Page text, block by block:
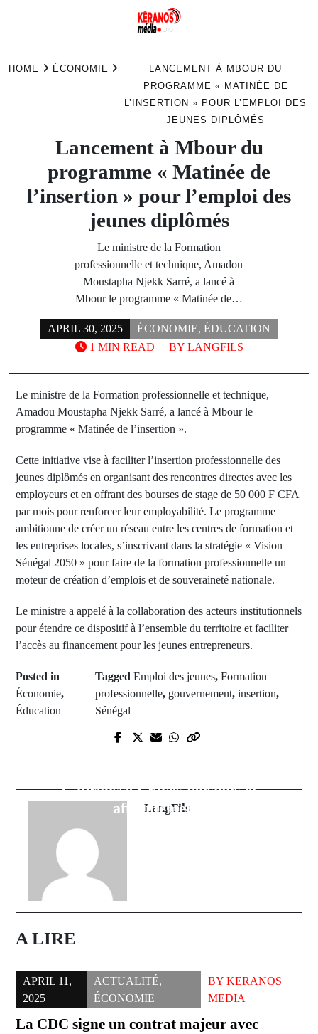
HOME ÉCONOMIE
LANCEMENT À MBOUR DU
PROGRAMME « MATINÉE DE
L’INSERTION » POUR L’EMPLOI DES
JEUNES DIPLÔMÉS
Lancement à Mbour du
programme « Matinée de
l’insertion » pour l’emploi des
jeunes diplômés
Le ministre de la Formation
professionnelle et technique, Amadou
Moustapha Njekk Sarré, a lancé à
Mbour le programme « Matinée de…
APRIL 30, 2025 ÉCONOMIE, ÉDUCATION
BY LANGFILS
1 MIN READ
Le ministre de la Formation professionnelle et technique,
Amadou Moustapha Njekk Sarré, a lancé à Mbour le
programme « Matinée de l’insertion ».
Cette initiative vise à faciliter l’insertion professionnelle des
jeunes diplômés en organisant des rencontres directes avec les
employeurs et en offrant des bourses de stage de 50 000 F CFA
par mois pour renforcer leur employabilité. Le programme
ambitionne de créer un réseau entre les centres de formation et
les entreprises locales, s’inscrivant dans la stratégie « Vision
Sénégal 2050 » pour faire de la formation professionnelle un
moteur de création d’emplois et de souveraineté nationale.
Le ministre a appelé à la collaboration des acteurs institutionnels
pour étendre ce dispositif à l’ensemble du territoire et faciliter
l’accès au financement pour les jeunes entrepreneurs.
Posted in
Économie,
Éducation
Tagged Emploi des jeunes, Formation
professionnelle, gouvernement, insertion,
Sénégal
Prev Post
odieux
Cabrousse : Vives tensions et
affrontements
LangFils
A LIRE
APRIL 11,
2025
ACTUALITÉ,
ÉCONOMIE
BYKERANOS
MEDIA
La CDC signe un contrat majeur avec